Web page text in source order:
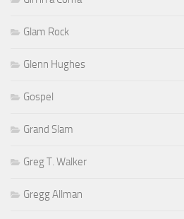
Glam Rock
Glenn Hughes
Gospel
Grand Slam
Greg T. Walker
Gregg Allman